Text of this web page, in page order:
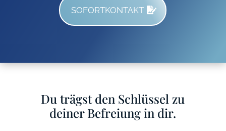
SOFORTKONTAKT
Du trägst den Schlüssel zu
deiner Befreiung in dir.